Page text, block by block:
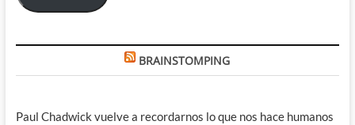
BRAINSTOMPING
Paul Chadwick vuelve a recordarnos lo que nos hace humanos